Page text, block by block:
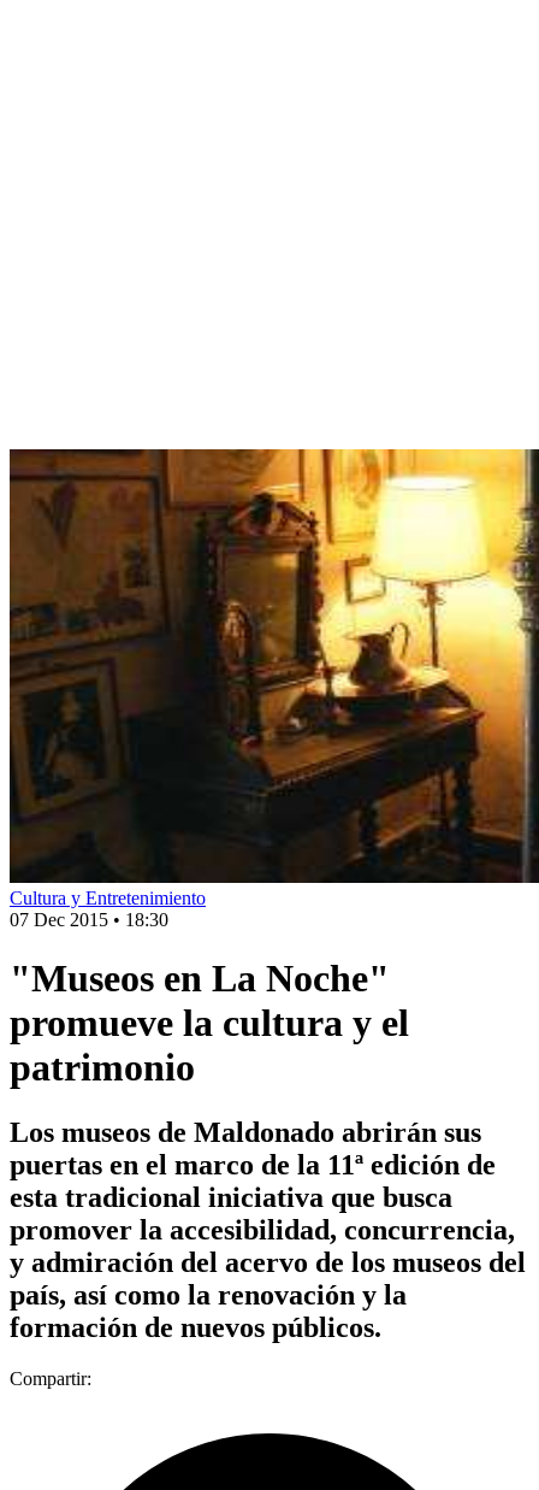
Cultura y Entretenimiento
07 Dec 2015 • 18:30
"Museos en La Noche"
promueve la cultura y el
patrimonio
Los museos de Maldonado abrirán sus
puertas en el marco de la 11ª edición de
esta tradicional iniciativa que busca
promover la accesibilidad, concurrencia,
y admiración del acervo de los museos del
país, así como la renovación y la
formación de nuevos públicos.
Compartir: